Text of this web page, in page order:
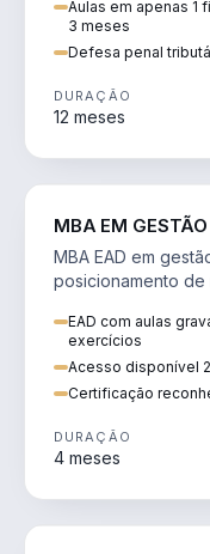
Aulas em apenas 1
3 meses
Defesa penal
DURAÇÃO
12 meses
MBA EM
MBA EAD em
posicionamento
EAD com aulas
exercícios
Acesso disponível
Certificação
DURAÇÃO
4 meses